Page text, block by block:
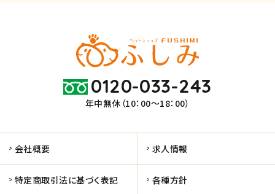
0120-033-243
年中無休（10：00～18：00）
会社概要 求人情報
特定商取引法に基づく表記 各種方針